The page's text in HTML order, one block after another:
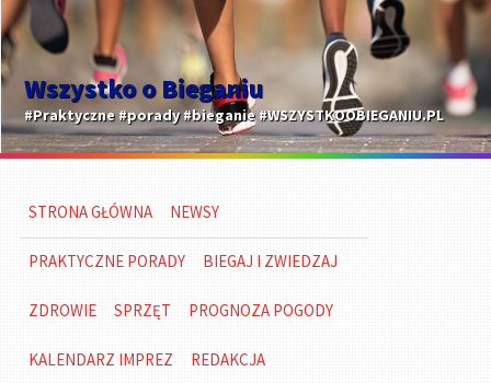
Wszystko o Bieganiu
#Praktyczne #porady #bieganie #WSZYSTKOOBIEGANIU.PL
STRONA GŁÓWNA NEWSY
PRAKTYCZNE PORADY BIEGAJ I ZWIEDZAJ
ZDROWIE SPRZĘT PROGNOZA POGODY
KALENDARZ IMPREZ REDAKCJA